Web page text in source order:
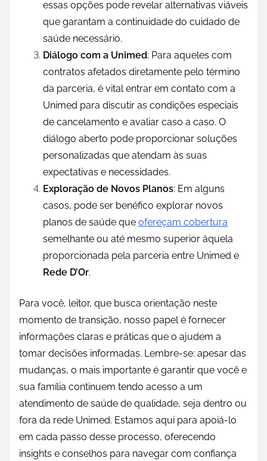
essas opções pode revelar alternativas viáveis
que garantam a continuidade do cuidado de
saúde necessário.
Diálogo com a Unimed: Para aqueles com
contratos afetados diretamente pelo término
da parceria, é vital entrar em contato com a
Unimed para discutir as condições especiais
de cancelamento e avaliar caso a caso. O
diálogo aberto pode proporcionar soluções
personalizadas que atendam às suas
expectativas e necessidades.
Exploração de Novos Planos: Em alguns
casos, pode ser benéfico explorar novos
planos de saúde que ofereçam cobertura
semelhante ou até mesmo superior àquela
proporcionada pela parceria entre Unimed e
Rede D’Or.
Para você, leitor, que busca orientação neste
momento de transição, nosso papel é fornecer
informações claras e práticas que o ajudem a
tomar decisões informadas. Lembre-se: apesar das
mudanças, o mais importante é garantir que você e
sua família continuem tendo acesso a um
atendimento de saúde de qualidade, seja dentro ou
fora da rede Unimed. Estamos aqui para apoiá-lo
em cada passo desse processo, oferecendo
insights e conselhos para navegar com confiança